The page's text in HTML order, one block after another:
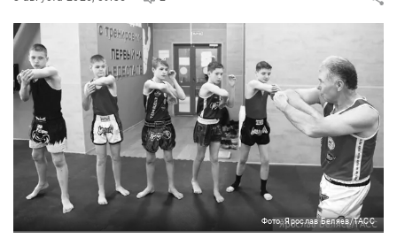
Фото: Ярослав Беляев/ТАСС